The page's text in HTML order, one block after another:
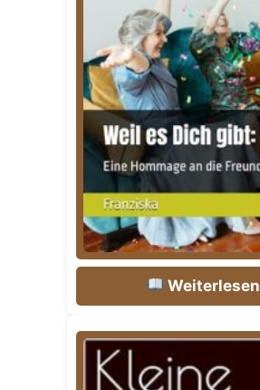
Weiterlesen